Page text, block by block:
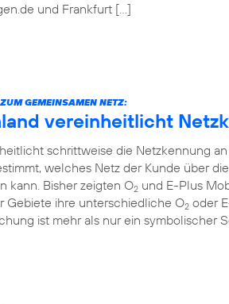
und Frankfurt […]
GEMEINSAMEN NETZ:
vereinheitlicht
schrittweise die Netzkennung
welches Netz der Kunde über
kann. Bisher zeigten O2 und E-Plus
Gebiete ihre unterschiedliche O2 oder
ist mehr als nur ein symbolischer